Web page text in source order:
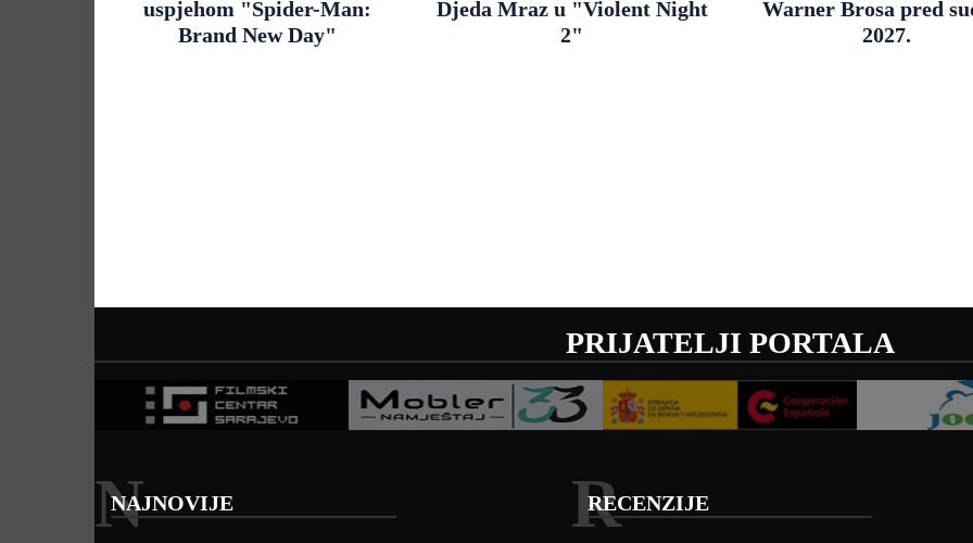
uspjehom "Spider-Man:
Brand New Day"
Djeda Mraz u "Violent Night
2"
Warner Brosa pred
2027.
PRIJATELJI PORTALA
NAJNOVIJE
N RECENZIJE
R